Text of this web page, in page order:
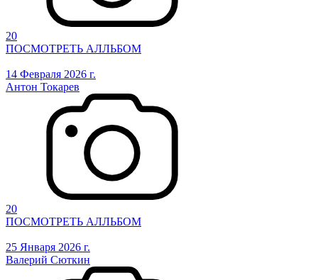
20
ПОСМОТРЕТЬ АЛЛЬБОМ
14 Февраля 2026 г.
Антон Токарев
20
ПОСМОТРЕТЬ АЛЛЬБОМ
25 Января 2026 г.
Валерий Сюткин